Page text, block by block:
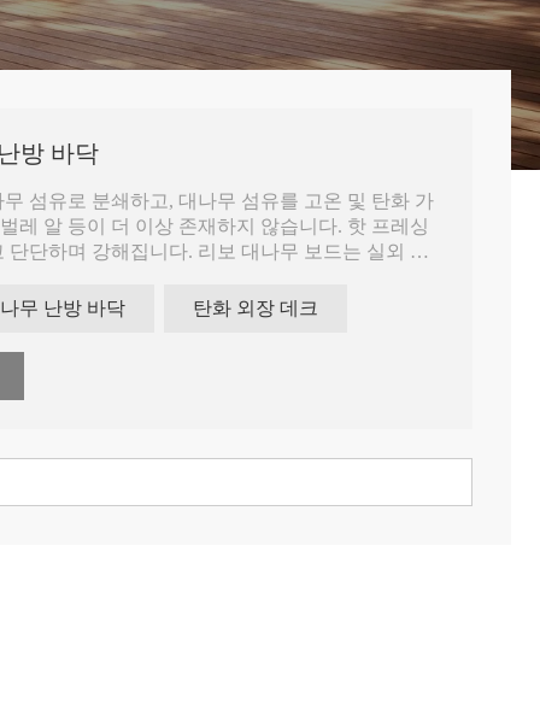
방 바닥
섬유로 분쇄하고, 대나무 섬유를 고온 및 탄화 가
레 알 등이 더 이상 존재하지 않습니다. 핫 프레싱
단하며 강해집니다. 리보 대나무 보드는 실외 응
인 옵션이 있습니다: 큰 파도, 작은 파도, 작은 홈 및
니다.
무 난방 바닥 탄화 외장 데크